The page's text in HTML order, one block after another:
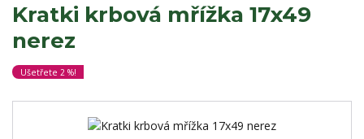
Kratki krbová mřížka 17x49
nerez
Ušetřete 2 %!